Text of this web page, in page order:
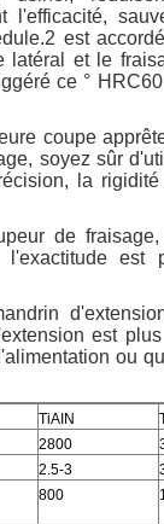
l'efficacité,
est
latéral et le
ce °
coupe
soyez sûr
la
de
l'exactitude est
est
ou
TiAIN
2800
2.5-3
800